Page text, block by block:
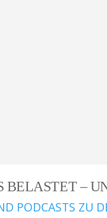
BELASTET –
PODCASTS ZU